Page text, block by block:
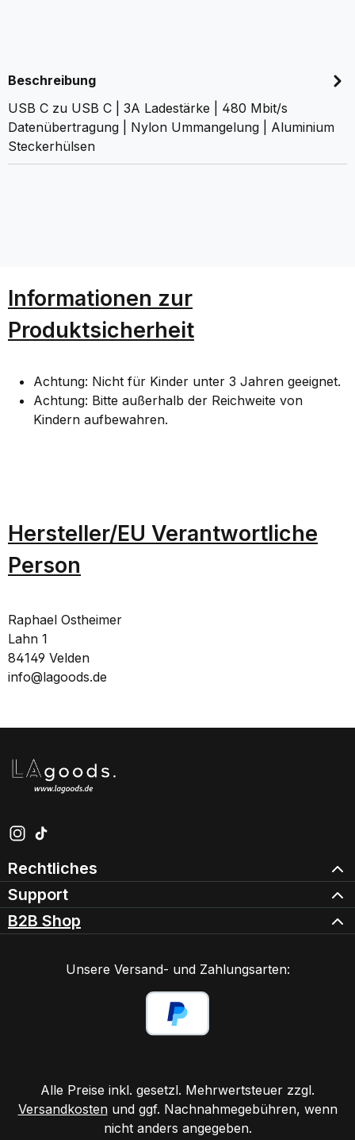
Beschreibung
USB C zu USB C | 3A Ladestärke | 480 Mbit/s
Datenübertragung | Nylon Ummangelung | Aluminium
Steckerhülsen
Informationen zur
Produktsicherheit
Achtung: Nicht für Kinder unter 3 Jahren geeignet.
Achtung: Bitte außerhalb der Reichweite von
Kindern aufbewahren.
Hersteller/EU Verantwortliche
Person
Raphael Ostheimer
Lahn 1
84149 Velden
info@lagoods.de
Schau auf Instagram vorbei – öffnet in neuem Tab
Sieh dir unsere TikTok-Videos an – öffnet in neuem
Rechtliches
Support
B2B Shop
Unsere Versand- und Zahlungsarten:
Alle Preise inkl. gesetzl. Mehrwertsteuer zzgl.
Versandkostenund ggf. Nachnahmegebühren, wenn
nicht anders angegeben.